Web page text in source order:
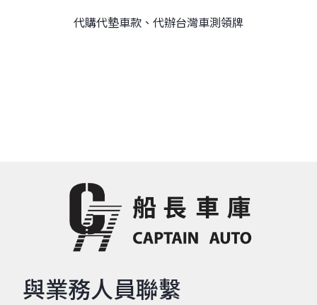
代購代墊車款、代辦台灣車測領牌
與業務人員聯繫